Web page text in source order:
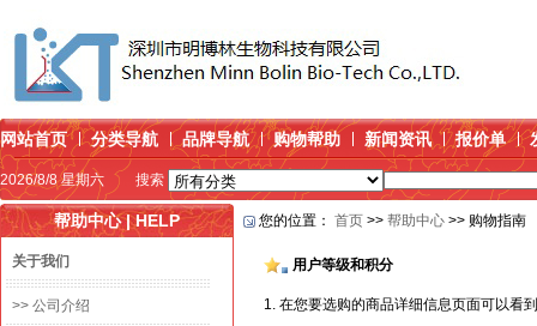
网站首页 分类导航 品牌导航 购物帮助 新闻资讯 报价单
2026/8/8 星期六 搜索
帮助中心 | HELP
关于我们
>> 公司介绍
您的位置： 首页 >> 帮助中心 >> 购物指南
用户等级和积分
1. 在您要选购的商品详细信息页面可以看